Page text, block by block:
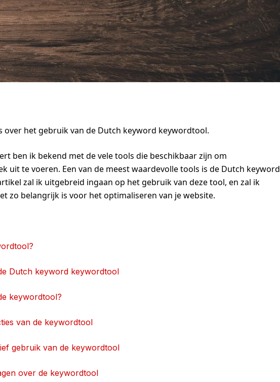
over het gebruik van de Dutch keyword keywordtool.
ben ik bekend met de vele tools die beschikbaar zijn om
uit te voeren. Een van de meest waardevolle tools is de Dutch keyword
zal ik uitgebreid ingaan op het gebruik van deze tool, en zal ik
zo belangrijk is voor het optimaliseren van je website.
Dutch keyword keywordtool
keywordtool?
van de keywordtool
gebruik van de keywordtool
over de keywordtool